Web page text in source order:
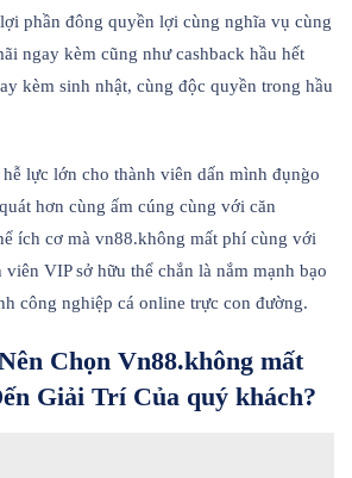
phần đông quyền lợi cùng nghĩa vụ cùng
ngay kèm cũng như cashback hầu hết
kèm sinh nhật, cùng độc quyền trong hầu
lực lớn cho thành viên dấn mình đụng̀o
hơn cùng ấm cúng cùng với căn
ích cơ mà vn88.không mất phí cùng với
VIP sở hữu thể chắn là nắm mạnh bạo
công nghiệp cá online trực con đường.
Chọn Vn88.không mất
Giải Trí Của quý khách?